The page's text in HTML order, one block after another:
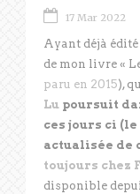
17 Mar 2022
Ayant déjà
de mon livre «
paru en 2015),
Lu poursuit
ces jours ci (le
actualisée de
toujours chez
disponible